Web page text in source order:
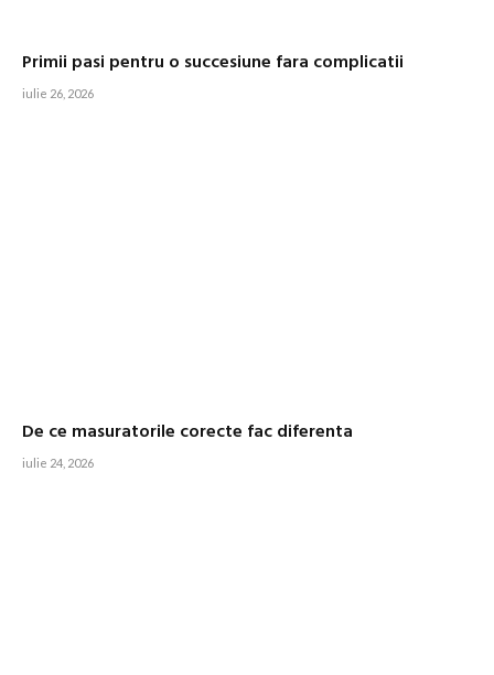
Primii pasi pentru o succesiune fara complicatii
iulie 26, 2026
De ce masuratorile corecte fac diferenta
iulie 24, 2026